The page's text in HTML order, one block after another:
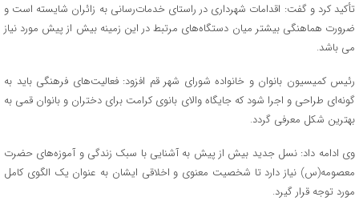
تأکید کرد و گفت: اقدامات شهرداری در راستای خدمات‌رسانی به زائران شایسته است و
ضرورت هماهنگی بیشتر میان دستگاه‌های مرتبط در این زمینه بیش از پیش مورد نیاز
می باشد.
رئیس کمیسیون بانوان و خانواده شورای شهر قم افزود: فعالیت‌های فرهنگی باید به
گونه‌ای طراحی و اجرا شود که جایگاه والای بانوی کرامت برای دختران و بانوان قمی به
بهترین شکل معرفی گردد.
وی ادامه داد: نسل جدید بیش از پیش به آشنایی با سبک زندگی و آموزه‌های حضرت
معصومه(س) نیاز دارد تا شخصیت معنوی و اخلاقی ایشان به عنوان یک الگوی کامل
مورد توجه قرار گیرد.